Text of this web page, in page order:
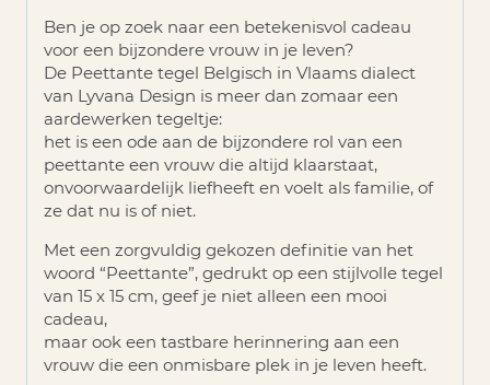
Ben je op zoek naar een betekenisvol cadeau
voor een bijzondere vrouw in je leven?
De Peettante tegel Belgisch in Vlaams dialect
van Lyvana Design is meer dan zomaar een
aardewerken tegeltje:
het is een ode aan de bijzondere rol van een
peettante een vrouw die altijd klaarstaat,
onvoorwaardelijk liefheeft en voelt als familie, of
ze dat nu is of niet.
Met een zorgvuldig gekozen definitie van het
woord “Peettante”, gedrukt op een stijlvolle tegel
van 15 x 15 cm, geef je niet alleen een mooi
cadeau,
maar ook een tastbare herinnering aan een
vrouw die een onmisbare plek in je leven heeft.